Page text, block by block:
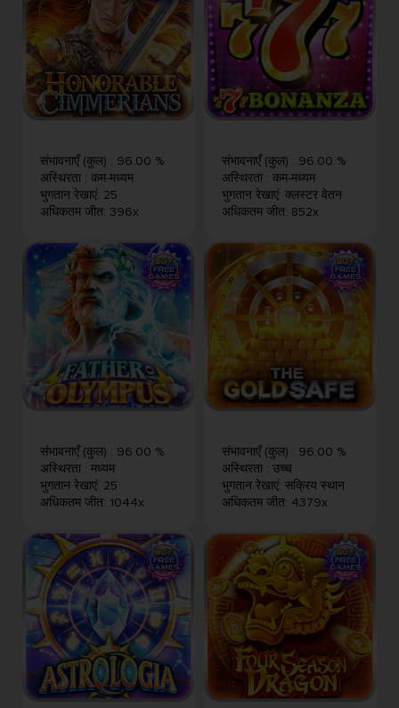
संभावनाएँ (कुल) : 96.00 %
अस्थिरता : कम-मध्यम
भुगतान रेखाएं: 25
अधिकतम जीत: 396x
संभावनाएँ (कुल) : 96.00 %
अस्थिरता : कम-मध्यम
भुगतान रेखाएं: क्लस्टर वेतन
अधिकतम जीत: 852x
संभावनाएँ (कुल) : 96.00 %
अस्थिरता : मध्यम
भुगतान रेखाएं: 25
अधिकतम जीत: 1044x
संभावनाएँ (कुल) : 96.00 %
अस्थिरता : उच्च
भुगतान रेखाएं: सक्रिय स्थान
अधिकतम जीत: 4379x